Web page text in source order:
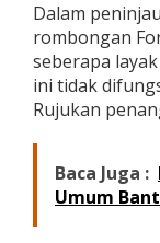
s
P
e
r
t
a
n
a
Dalam
rombongan
seberapa
ini tidak
Rujukan
Baca Juga :
Umum